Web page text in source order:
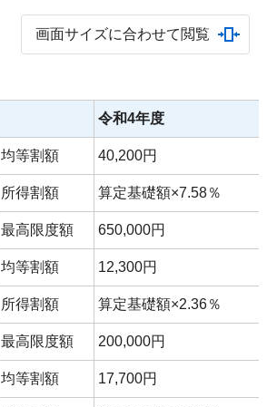
画面サイズに合わせて閲覧
令和4年度
均等割額 40,200円
所得割額 算定基礎額×7.58％
最高限度額 650,000円
均等割額 12,300円
所得割額 算定基礎額×2.36％
最高限度額 200,000円
均等割額 17,700円